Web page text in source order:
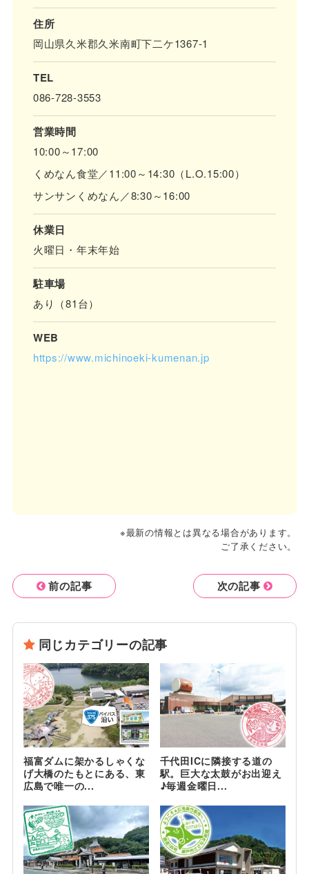
住所
岡山県久米郡久米南町下二ケ1367-1
TEL
086-728-3553
営業時間
10:00～17:00
くめなん食堂／11:00～14:30（L.O.15:00）
サンサンくめなん／8:30～16:00
休業日
火曜日・年末年始
駐車場
あり（81台）
WEB
https://www.michinoeki-kumenan.jp
※最新の情報とは異なる場合があります。
ご了承ください。
前の記事 次の記事
同じカテゴリーの記事
福富ダムに架かるしゃくな
げ大橋のたもとにある、東
広島で唯一の...
千代田ICに隣接する道の
駅。巨大な太鼓がお出迎え
♪毎週金曜日...